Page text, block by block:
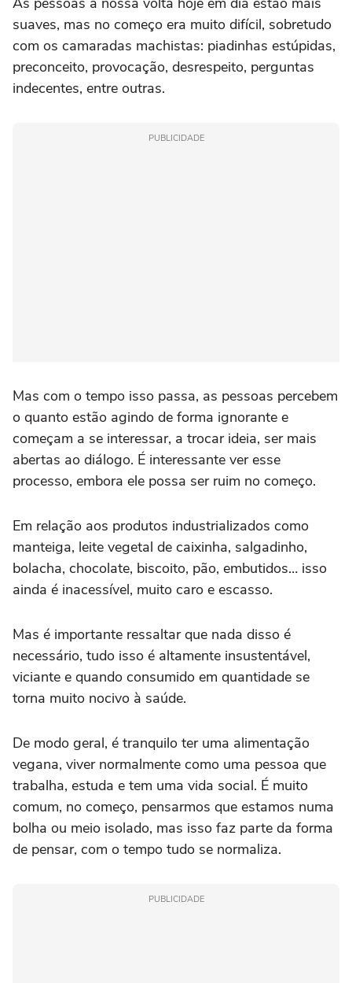
suaves, mas no começo era muito difícil, sobretudo
com os camaradas machistas: piadinhas estúpidas,
preconceito, provocação, desrespeito, perguntas
indecentes, entre outras.
PUBLICIDADE
Mas com o tempo isso passa, as pessoas percebem
o quanto estão agindo de forma ignorante e
começam a se interessar, a trocar ideia, ser mais
abertas ao diálogo. É interessante ver esse
processo, embora ele possa ser ruim no começo.
Em relação aos produtos industrializados como
manteiga, leite vegetal de caixinha, salgadinho,
bolacha, chocolate, biscoito, pão, embutidos… isso
ainda é inacessível, muito caro e escasso.
Mas é importante ressaltar que nada disso é
necessário, tudo isso é altamente insustentável,
viciante e quando consumido em quantidade se
torna muito nocivo à saúde.
De modo geral, é tranquilo ter uma alimentação
vegana, viver normalmente como uma pessoa que
trabalha, estuda e tem uma vida social. É muito
comum, no começo, pensarmos que estamos numa
bolha ou meio isolado, mas isso faz parte da forma
de pensar, com o tempo tudo se normaliza.
PUBLICIDADE